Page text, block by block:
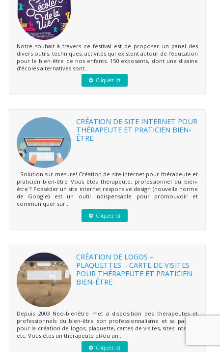
Notre souhait à travers ce festival est de proposer un panel des
divers outils, techniques, activités qui existent autour de l’éducation
pour le bien-être de nos enfants. 150 exposants, dont une dizaine
d’écoles alternatives sont...
Cliquez ici
CRÉATION DE SITE INTERNET POUR
THÉRAPEUTE ET PRATICIEN BIEN-
ÊTRE
Solution sur-mesure! Création de site internet pour thérapeute et
praticien bien-être Vous êtes thérapeute, professionnel du bien-
être ? Posséder un site internet responsive design (nouvelle norme
de Google) est un outil indispensable pour promouvoir et
communiquer sur...
Cliquez ici
CRÉATION DE LOGOS –
PLAQUETTES – CARTE DE VISITES
POUR THÉRAPEUTE ET PRATICIEN
BIEN-ÊTRE
Depuis 2003 Neo-bienêtre met à disposition des thérapeutes et
professionnels du bien-être son professionnalisme et sa passion
pour la création de logos, plaquette, cartes de visites, sites internet
etc. Vous êtes un thérapeute et/ou un...
Cliquez ici